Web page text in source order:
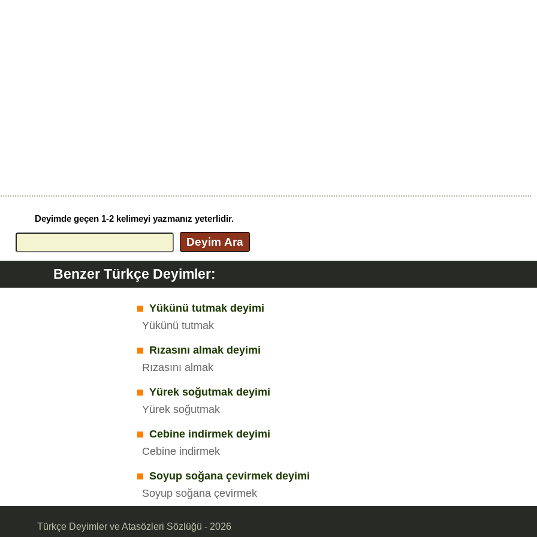
Deyimde geçen 1-2 kelimeyi yazmanız yeterlidir.
Deyim Ara
Benzer Türkçe Deyimler:
Yükünü tutmak deyimi
Yükünü tutmak
Rızasını almak deyimi
Rızasını almak
Yürek soğutmak deyimi
Yürek soğutmak
Cebine indirmek deyimi
Cebine indirmek
Soyup soğana çevirmek deyimi
Soyup soğana çevirmek
Türkçe Deyimler ve Atasözleri Sözlüğü - 2026